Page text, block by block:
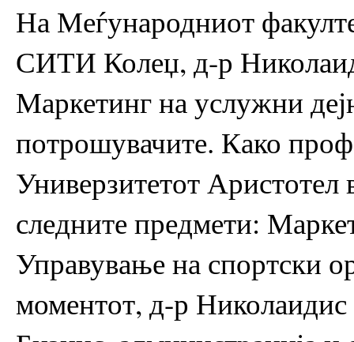
На Меѓународниот
СИТИ Колеџ, д-р
Маркетинг на услужни
потрошувачите. Како
Универзитетот
следните предмети:
Управување на спортски
моментот, д-р Николаидис